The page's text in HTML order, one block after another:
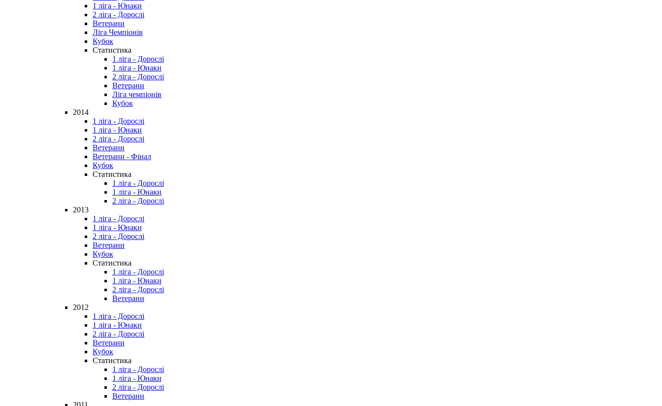
1 ліга - Юнаки
2 ліга - Дорослі
Ветерани
Ліга Чемпіонів
Кубок
Статистика
1 ліга - Дорослі
1 ліга - Юнаки
2 ліга - Дорослі
Ветерани
Ліга чемпіонів
Кубок
2014
1 ліга - Дорослі
1 ліга - Юнаки
2 ліга - Дорослі
Ветерани
Ветерани - Фінал
Кубок
Статистика
1 ліга - Дорослі
1 ліга - Юнаки
2 ліга - Дорослі
2013
1 ліга - Дорослі
1 ліга - Юнаки
2 ліга - Дорослі
Ветерани
Кубок
Статистика
1 ліга - Дорослі
1 ліга - Юнаки
2 ліга - Дорослі
Ветерани
2012
1 ліга - Дорослі
1 ліга - Юнаки
2 ліга - Дорослі
Ветерани
Кубок
Статистика
1 ліга - Дорослі
1 ліга - Юнаки
2 ліга - Дорослі
Ветерани